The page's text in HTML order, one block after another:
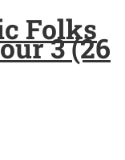
Folks
3 (26